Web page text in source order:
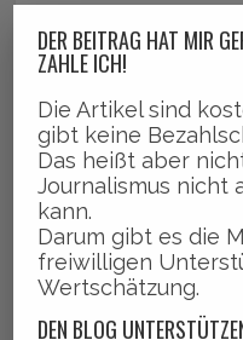
DER BEITRAG HAT MIR
ZAHLE ICH!
Die Artikel sind
gibt keine
Das heißt aber
Journalismus nicht
kann.
Darum gibt es die
freiwilligen
Wertschätzung.
DEN BLOG